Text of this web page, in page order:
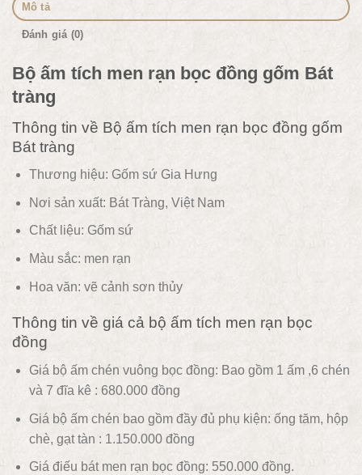
Mô tả
Đánh giá (0)
Bộ ấm tích men rạn bọc đồng gốm Bát
tràng
Thông tin về Bộ ấm tích men rạn bọc đồng gốm
Bát tràng
Thương hiệu: Gốm sứ Gia Hưng
Nơi sản xuất: Bát Tràng, Việt Nam
Chất liệu: Gốm sứ
Màu sắc: men rạn
Hoa văn: vẽ cảnh sơn thủy
Thông tin về giá cả bộ ấm tích men rạn bọc
đồng
Giá bộ ấm chén vuông bọc đồng: Bao gồm 1 ấm ,6 chén
và 7 đĩa kê : 680.000 đồng
Giá bộ ấm chén bao gồm đầy đủ phụ kiện: ống tăm, hộp
chè, gạt tàn : 1.150.000 đồng
Giá điếu bát men rạn bọc đồng: 550.000 đồng.